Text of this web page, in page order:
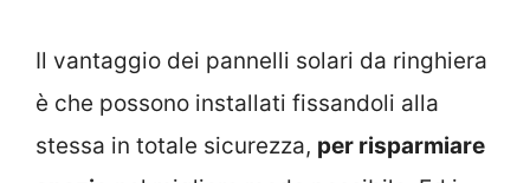
Il vantaggio dei pannelli solari da ringhiera
è che possono installati fissandoli alla
stessa in totale sicurezza, per risparmiare